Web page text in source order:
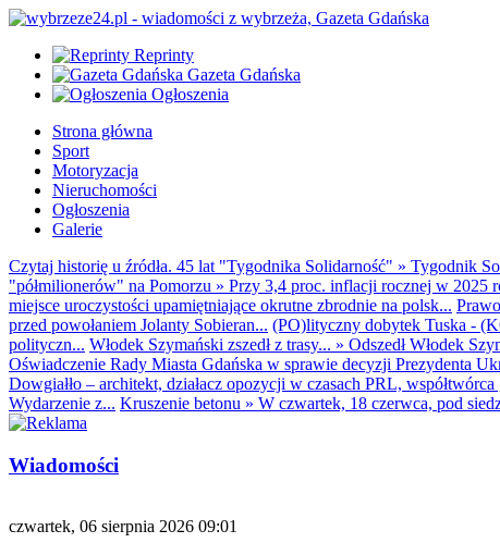
Reprinty
Gazeta Gdańska
Ogłoszenia
Strona główna
Sport
Motoryzacja
Nieruchomości
Ogłoszenia
Galerie
Czytaj historię u źródła. 45 lat "Tygodnika Solidarność" » Tygodnik
"półmilionerów" na Pomorzu » Przy 3,4 proc. inflacji rocznej w 2025
miejsce uroczystości upamiętniające okrutne zbrodnie na polsk...
przed powołaniem Jolanty Sobieran... (PO)lityczny dobytek Tuska -
polityczn... Włodek Szymański zszedł z trasy... » Odszedł Włodek
Oświadczenie Rady Miasta Gdańska w sprawie decyzji Prezydenta
Dowgiałło – architekt, działacz opozycji w czasach PRL,
Wydarzenie z... Kruszenie betonu » W czwartek, 18 czerwca, pod
Wiadomości
czwartek, 06 sierpnia 2026 09:01